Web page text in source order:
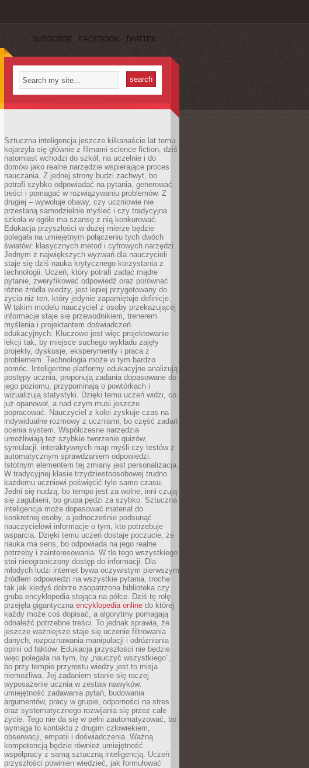
SUBSCRIBE FACEBOOK TWITTER
Sztuczna inteligencja jeszcze kilkanaście lat temu
kojarzyła się głównie z filmami science fiction, dziś
natomiast wchodzi do szkół, na uczelnie i do
domów jako realne narzędzie wspierające proces
nauczania. Z jednej strony budzi zachwyt, bo
potrafi szybko odpowiadać na pytania, generować
treści i pomagać w rozwiązywaniu problemów. Z
drugiej – wywołuje obawy, czy uczniowie nie
przestaną samodzielnie myśleć i czy tradycyjna
szkoła w ogóle ma szansę z nią konkurować.
Edukacja przyszłości w dużej mierze będzie
polegała na umiejętnym połączeniu tych dwóch
światów: klasycznych metod i cyfrowych narzędzi.
Jednym z największych wyzwań dla nauczycieli
staje się dziś nauka krytycznego korzystania z
technologii. Uczeń, który potrafi zadać mądre
pytanie, zweryfikować odpowiedź oraz porównać
różne źródła wiedzy, jest lepiej przygotowany do
życia niż ten, który jedynie zapamiętuje definicje.
W takim modelu nauczyciel z osoby przekazującej
informacje staje się przewodnikiem, trenerem
myślenia i projektantem doświadczeń
edukacyjnych. Kluczowe jest więc projektowanie
lekcji tak, by miejsce suchego wykładu zajęły
projekty, dyskusje, eksperymenty i praca z
problemem. Technologia może w tym bardzo
pomóc. Inteligentne platformy edukacyjne analizują
postępy ucznia, proponują zadania dopasowane do
jego poziomu, przypominają o powtórkach i
wizualizują statystyki. Dzięki temu uczeń widzi, co
już opanował, a nad czym musi jeszcze
popracować. Nauczyciel z kolei zyskuje czas na
indywidualne rozmowy z uczniami, bo część zadań
ocenia system. Współczesne narzędzia
umożliwiają też szybkie tworzenie quizów,
symulacji, interaktywnych map myśli czy testów z
automatycznym sprawdzaniem odpowiedzi.
Istotnym elementem tej zmiany jest personalizacja.
W tradycyjnej klasie trzydziestoosobowej trudno
każdemu uczniowi poświęcić tyle samo czasu.
Jedni się nudzą, bo tempo jest za wolne, inni czują
się zagubieni, bo grupa pędzi za szybko. Sztuczna
inteligencja może dopasować materiał do
konkretnej osoby, a jednocześnie podsunąć
nauczycielowi informacje o tym, kto potrzebuje
wsparcia. Dzięki temu uczeń dostaje poczucie, że
nauka ma sens, bo odpowiada na jego realne
potrzeby i zainteresowania. W tle tego wszystkiego
stoi nieograniczony dostęp do informacji. Dla
młodych ludzi internet bywa oczywistym pierwszym
źródłem odpowiedzi na wszystkie pytania, trochę
tak jak kiedyś dobrze zaopatrzona biblioteka czy
gruba encyklopedia stojąca na półce. Dziś tę rolę
przejęła gigantyczna encyklopedia online do której
każdy może coś dopisać, a algorytmy pomagają
odnaleźć potrzebne treści. To jednak sprawia, że
jeszcze ważniejsze staje się uczenie filtrowania
danych, rozpoznawania manipulacji i odróżniania
opinii od faktów. Edukacja przyszłości nie będzie
więc polegała na tym, by „nauczyć wszystkiego”,
bo przy tempie przyrostu wiedzy jest to misja
niemożliwa. Jej zadaniem stanie się raczej
wyposażenie ucznia w zestaw nawyków:
umiejętność zadawania pytań, budowania
argumentów, pracy w grupie, odporności na stres
oraz systematycznego rozwijania się przez całe
życie. Tego nie da się w pełni zautomatyzować, bo
wymaga to kontaktu z drugim człowiekiem,
obserwacji, empatii i doświadczenia. Ważną
kompetencją będzie również umiejętność
współpracy z samą sztuczną inteligencją. Uczeń
przyszłości powinien wiedzieć, jak formułować